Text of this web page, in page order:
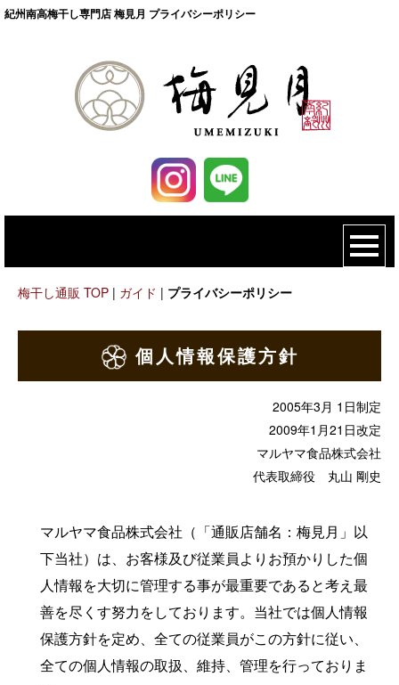
紀州南高梅干し専門店 梅見月 プライバシーポリシー
梅干し通販 TOP | ガイド | プライバシーポリシー
個人情報保護方針
2005年3月 1日制定
2009年1月21日改定
マルヤマ食品株式会社
代表取締役 丸山 剛史
マルヤマ食品株式会社（「通販店舗名：梅見月」以
下当社）は、お客様及び従業員よりお預かりした個
人情報を大切に管理する事が最重要であると考え最
善を尽くす努力をしております。当社では個人情報
保護方針を定め、全ての従業員がこの方針に従い、
全ての個人情報の取扱、維持、管理を行っておりま